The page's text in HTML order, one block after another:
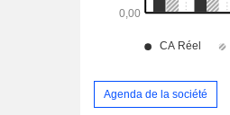
Agenda de la société